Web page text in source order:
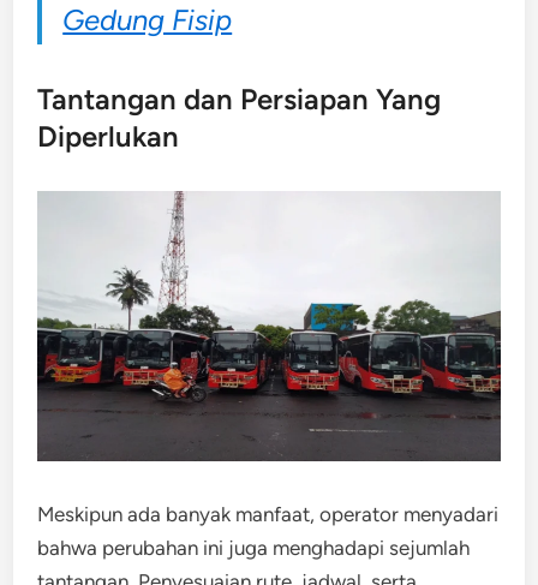
Gedung Fisip
Tantangan dan Persiapan Yang
Diperlukan
Meskipun ada banyak manfaat, operator menyadari
bahwa perubahan ini juga menghadapi sejumlah